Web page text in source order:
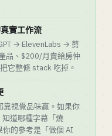
實工作流
→ ElevenLabs → 剪
品、$200/月賣給房仲
它整條 stack 吃掉。
靠視覺品味贏。如果你
道哪種字幕「燒
你的參考是「做個 AI